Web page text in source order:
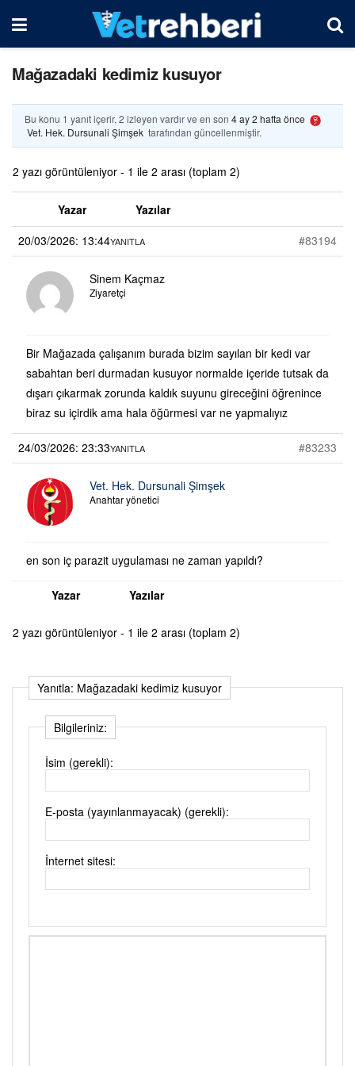
Mağazadaki kedimiz kusuyor
Bu konu 1 yanıt içerir, 2 izleyen vardır ve en son 4 ay 2 hafta önce
Vet. Hek. Dursunali Şimşek tarafından güncellenmiştir.
2 yazı görüntüleniyor - 1 ile 2 arası (toplam 2)
Yazar
Yazılar
20/03/2026: 13:44
#83194
YANITLA
Sinem Kaçmaz
Ziyaretçi
Bir Mağazada çalışanım burada bizim sayılan bir kedi var
sabahtan beri durmadan kusuyor normalde içeride tutsak da
dışarı çıkarmak zorunda kaldık suyunu gireceğini öğrenince
biraz su içirdik ama hala öğürmesi var ne yapmalıyız
24/03/2026: 23:33 #83233
YANITLA
Vet. Hek. Dursunali Şimşek
Anahtar yönetici
en son iç parazit uygulaması ne zaman yapıldı?
Yazar Yazılar
2 yazı görüntüleniyor - 1 ile 2 arası (toplam 2)
Yanıtla: Mağazadaki kedimiz kusuyor
Bilgileriniz:
İsim (gerekli):
E-posta (yayınlanmayacak) (gerekli):
İnternet sitesi: